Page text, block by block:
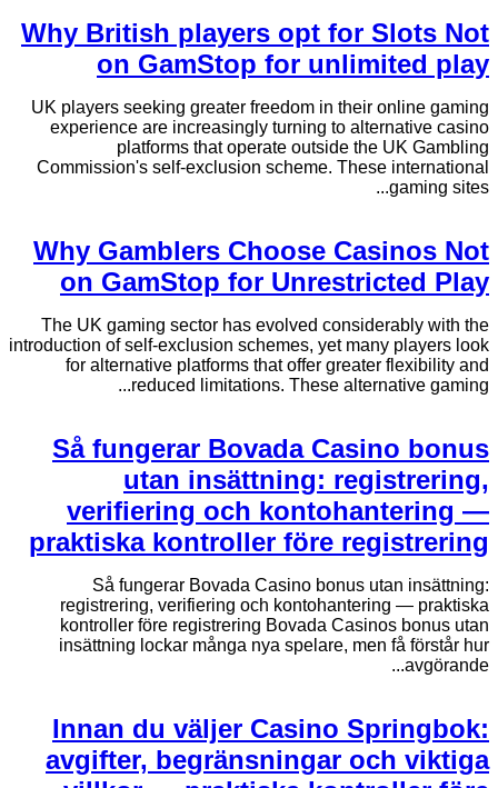
Why British players opt for Slots Not
on GamStop for unlimited play
UK players seeking greater freedom in their online gaming
experience are increasingly turning to alternative casino
platforms that operate outside the UK Gambling
Commission's self-exclusion scheme. These international
gaming sites...
Why Gamblers Choose Casinos Not
on GamStop for Unrestricted Play
The UK gaming sector has evolved considerably with the
introduction of self-exclusion schemes, yet many players look
for alternative platforms that offer greater flexibility and
reduced limitations. These alternative gaming...
Så fungerar Bovada Casino bonus
utan insättning: registrering,
verifiering och kontohantering —
praktiska kontroller före registrering
Så fungerar Bovada Casino bonus utan insättning:
registrering, verifiering och kontohantering — praktiska
kontroller före registrering Bovada Casinos bonus utan
insättning lockar många nya spelare, men få förstår hur
avgörande...
Innan du väljer Casino Springbok:
avgifter, begränsningar och viktiga